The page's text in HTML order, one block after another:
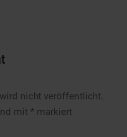
nicht veröffentlicht.
mit * markiert